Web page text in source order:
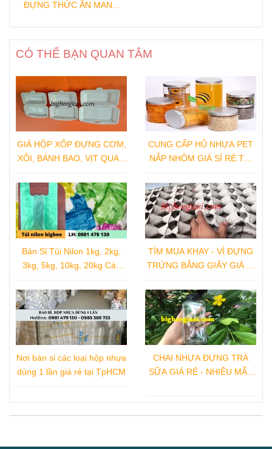
ĐỰNG THỨC ĂN MANG
CÓ THỂ BẠN QUAN TÂM
GIÁ HỘP XỐP ĐỰNG CƠM,
XÔI, BÁNH BAO, VỊT QUAY,
XUẤT
CUNG CẤP HŨ NHỰA PET
NẮP NHÔM GIÁ SỈ RẺ TẠI
Bán Sỉ Túi Nilon 1kg, 2kg,
3kg, 5kg, 10kg, 20kg Các
TÌM MUA KHAY - VỈ ĐỰNG
TRỨNG BẰNG GIẤY GIÁ SỈ
Nơi bán sỉ các loại hộp nhựa
dùng 1 lần giá rẻ tại TpHCM
CHAI NHỰA ĐỰNG TRÀ
SỮA GIÁ RẺ - NHIỀU MẪU